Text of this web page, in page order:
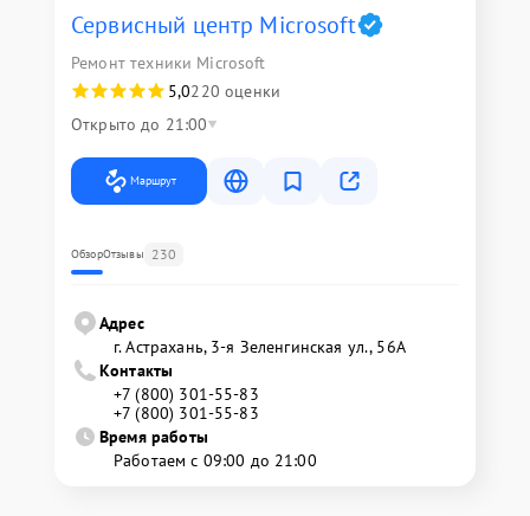
Сервисный центр Microsoft
Ремонт техники Microsoft
5,0220 оценки
Открыто до 21:00
Маршрут
ОбзорОтзывы 230
Адрес
г. Астрахань, 3-я Зеленгинская ул., 56А
Контакты
+7 (800) 301-55-83
+7 (800) 301-55-83
Время работы
Работаем с 09:00 до 21:00